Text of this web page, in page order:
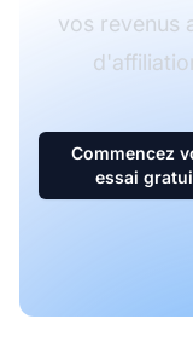
vos revenus
Commencez
essai